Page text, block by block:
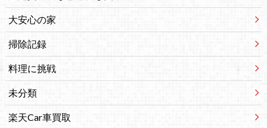
大安心の家
掃除記録
料理に挑戦
未分類
楽天Car車買取